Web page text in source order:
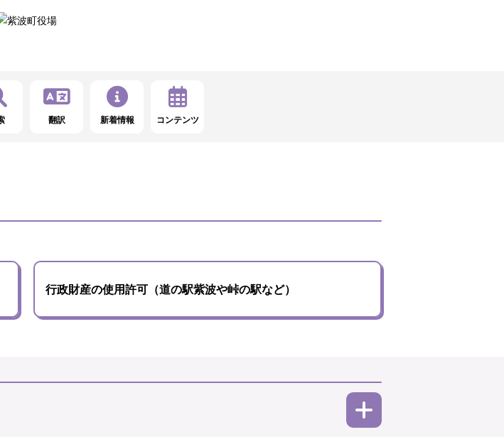
翻訳 新着情報 コンテンツ
行政財産の使用許可（道の駅紫波や峠の駅など）